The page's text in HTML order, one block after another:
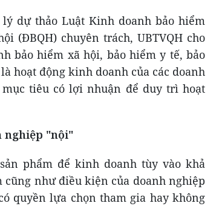
dự thảo Luật Kinh doanh bảo hiểm
(ĐBQH) chuyên trách, UBTVQH cho
bảo hiểm xã hội, bảo hiểm y tế, bảo
hoạt động kinh doanh của các doanh
tiêu có lợi nhuận để duy trì hoạt
nghiệp "nội"
phẩm để kinh doanh tùy vào khả
như điều kiện của doanh nghiệp
quyền lựa chọn tham gia hay không